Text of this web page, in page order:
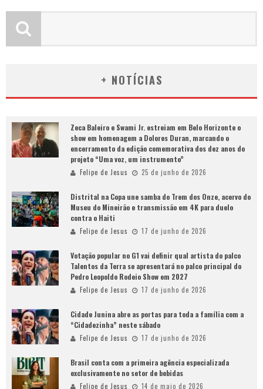
+ NOTÍCIAS
Zeca Baleiro e Swami Jr. estreiam em Belo Horizonte o
show em homenagem a Dolores Duran, marcando o
encerramento da edição comemorativa dos dez anos do
projeto “Uma voz, um instrumento”
Felipe de Jesus 25 de junho de 2026
Distrital na Copa une samba do Trem dos Onze, acervo do
Museu do Mineirão e transmissão em 4K para duelo
contra o Haiti
Felipe de Jesus 17 de junho de 2026
Votação popular no G1 vai definir qual artista do palco
Talentos da Terra se apresentará no palco principal do
Pedro Leopoldo Rodeio Show em 2027
Felipe de Jesus 17 de junho de 2026
Cidade Junina abre as portas para toda a família com a
“Cidadezinha” neste sábado
Felipe de Jesus 17 de junho de 2026
Brasil conta com a primeira agência especializada
exclusivamente no setor de bebidas
Felipe de Jesus 14 de maio de 2026